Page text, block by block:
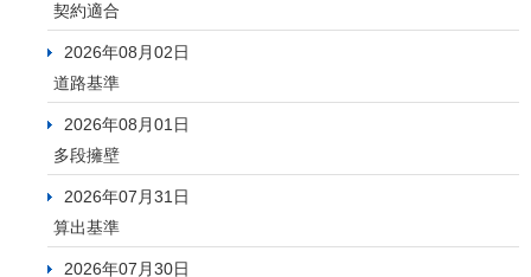
契約適合
2026年08月02日
道路基準
2026年08月01日
多段擁壁
2026年07月31日
算出基準
2026年07月30日